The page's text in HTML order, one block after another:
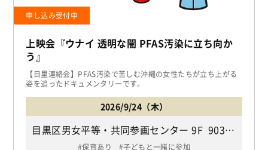
申し込み受付中
上映会『ウナイ 透明な闇 PFAS汚染に立ち向か
う』
【目里連絡会】PFAS汚染で苦しむ沖縄の女性たちが立ち上がる
姿を追ったドキュメンタリーです。
2026/9/24（木）
目黒区男女平等・共同参画センター 9F 903（東急東横線・東京メトロ日比谷線「中目黒駅」下車徒歩10分/目黒区中目黒2-10-13 中目黒スクエア9F）
保育あり 子どもと一緒に参加